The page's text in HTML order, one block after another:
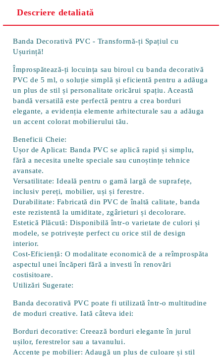
Descriere detaliată
Banda Decorativă PVC - Transformă-ți Spațiul cu
Ușurință!
Împrospătează-ți locuința sau biroul cubanda decorativă
PVC de 5 ml, o soluție simplă și eficientă pentru a adăuga
un plus de stil și personalitate oricărui spațiu. Această
bandă versatilă este perfectă pentru a crea borduri
elegante, a evidenția elemente arhitecturale sau a adăuga
un accent colorat mobilierului tău.
Beneficii Cheie:
Ușor de Aplicat: Banda PVC se aplică rapid și simplu,
fără a necesita unelte speciale sau cunoștințe tehnice
avansate.
Versatilitate: Ideală pentru o gamă largă de suprafețe,
inclusiv pereți, mobilier, uși și ferestre.
Durabilitate: Fabricată din PVC de înaltă calitate, banda
este rezistentă la umiditate, zgârieturi și decolorare.
Estetică Plăcută: Disponibilă într-o varietate de culori și
modele, se potrivește perfect cu orice stil de design
interior.
Cost-Eficiență: O modalitate economică de a reîmprospăta
aspectul unei încăperi fără a investi în renovări
costisitoare.
Utilizări Sugerate:
Banda decorativă PVC poate fi utilizată într-o multitudine
de moduri creative. Iată câteva idei:
Borduri decorative: Creează borduri elegante în jurul
ușilor, ferestrelor sau a tavanului.
Accente pe mobilier: Adaugă un plus de culoare și stil